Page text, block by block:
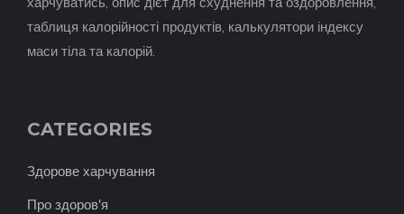
таблиця калорійності продуктів, калькулятори індексу
маси тіла та калорій.
CATEGORIES
Здорове харчування
Про здоров'я